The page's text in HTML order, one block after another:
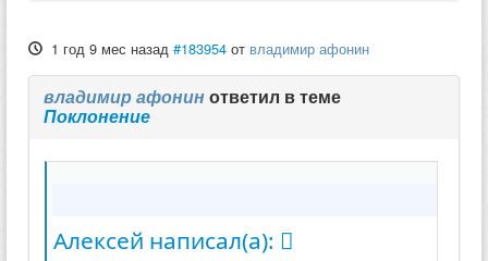
1 год 9 мес назад #183954 от владимир афонин
владимир афонинответил в теме
Поклонение
Алексей написал(а):